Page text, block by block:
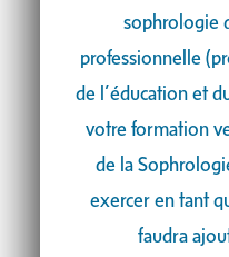
sophrologie
professionnelle
de l’éducation et
votre formation
de la
exercer en tant
faudra